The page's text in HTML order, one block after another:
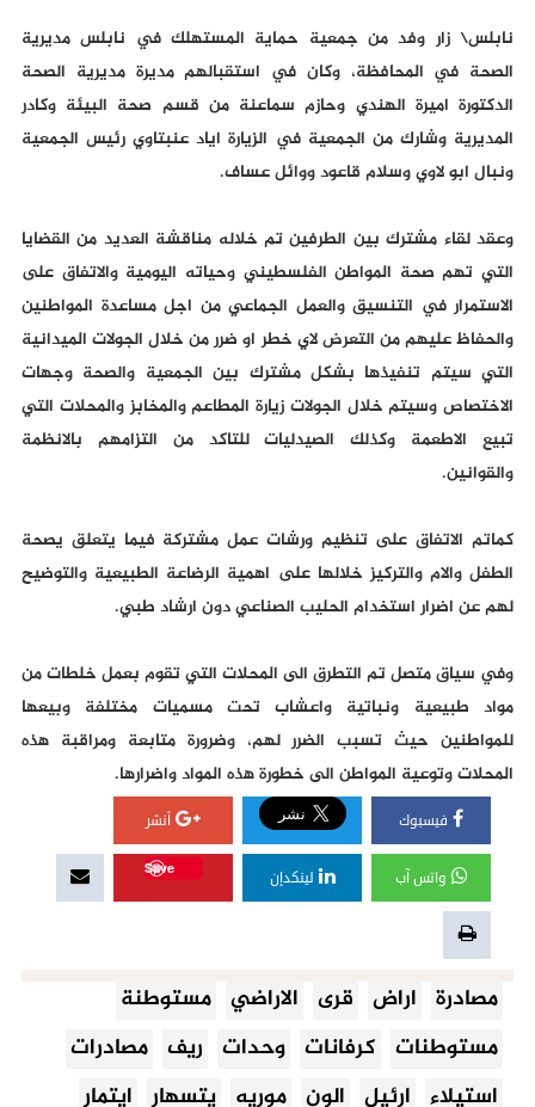
نابلس\ زار وفد من جمعية حماية المستهلك في نابلس مديرية
الصحة في المحافظة، وكان في استقبالهم مديرة مديرية الصحة
الدكتورة اميرة الهندي وحازم سماعنة من قسم صحة البيئة وكادر
المديرية وشارك من الجمعية في الزيارة اياد عنبتاوي رئيس الجمعية
ونبال ابو لاوي وسلام قاعود ووائل عساف.
وعقد لقاء مشترك بين الطرفين تم خلاله مناقشة العديد من القضايا
التي تهم صحة المواطن الفلسطيني وحياته اليومية والاتفاق على
الاستمرار في التنسيق والعمل الجماعي من اجل مساعدة المواطنين
والحفاظ عليهم من التعرض لاي خطر او ضرر من خلال الجولات الميدانية
التي سيتم تنفيذها بشكل مشترك بين الجمعية والصحة وجهات
الاختصاص وسيتم خلال الجولات زيارة المطاعم والمخابز والمحلات التي
تبيع الاطعمة وكذلك الصيدليات للتاكد من التزامهم بالانظمة
والقوانين.
كماتم الاتفاق على تنظيم ورشات عمل مشتركة فيما يتعلق يصحة
الطفل والام والتركيز خلالها على اهمية الرضاعة الطبيعية والتوضيح
لهم عن اضرار استخدام الحليب الصناعي دون ارشاد طبي.
وفي سياق متصل تم التطرق الى المحلات التي تقوم بعمل خلطات من
مواد طبيعية ونباتية واعشاب تحت مسميات مختلفة وبيعها
للمواطنين حيث تسبب الضرر لهم، وضرورة متابعة ومراقبة هذه
المحلات وتوعية المواطن الى خطورة هذه المواد واضرارها.
فيسبوك أنشر
واتس آب لينكدإن
Save
مصادرة اراض قرى الاراضي مستوطنة
مستوطنات كرفانات وحدات ريف مصادرات
استيلاء ارئيل الون موريه يتسهار ايتمار